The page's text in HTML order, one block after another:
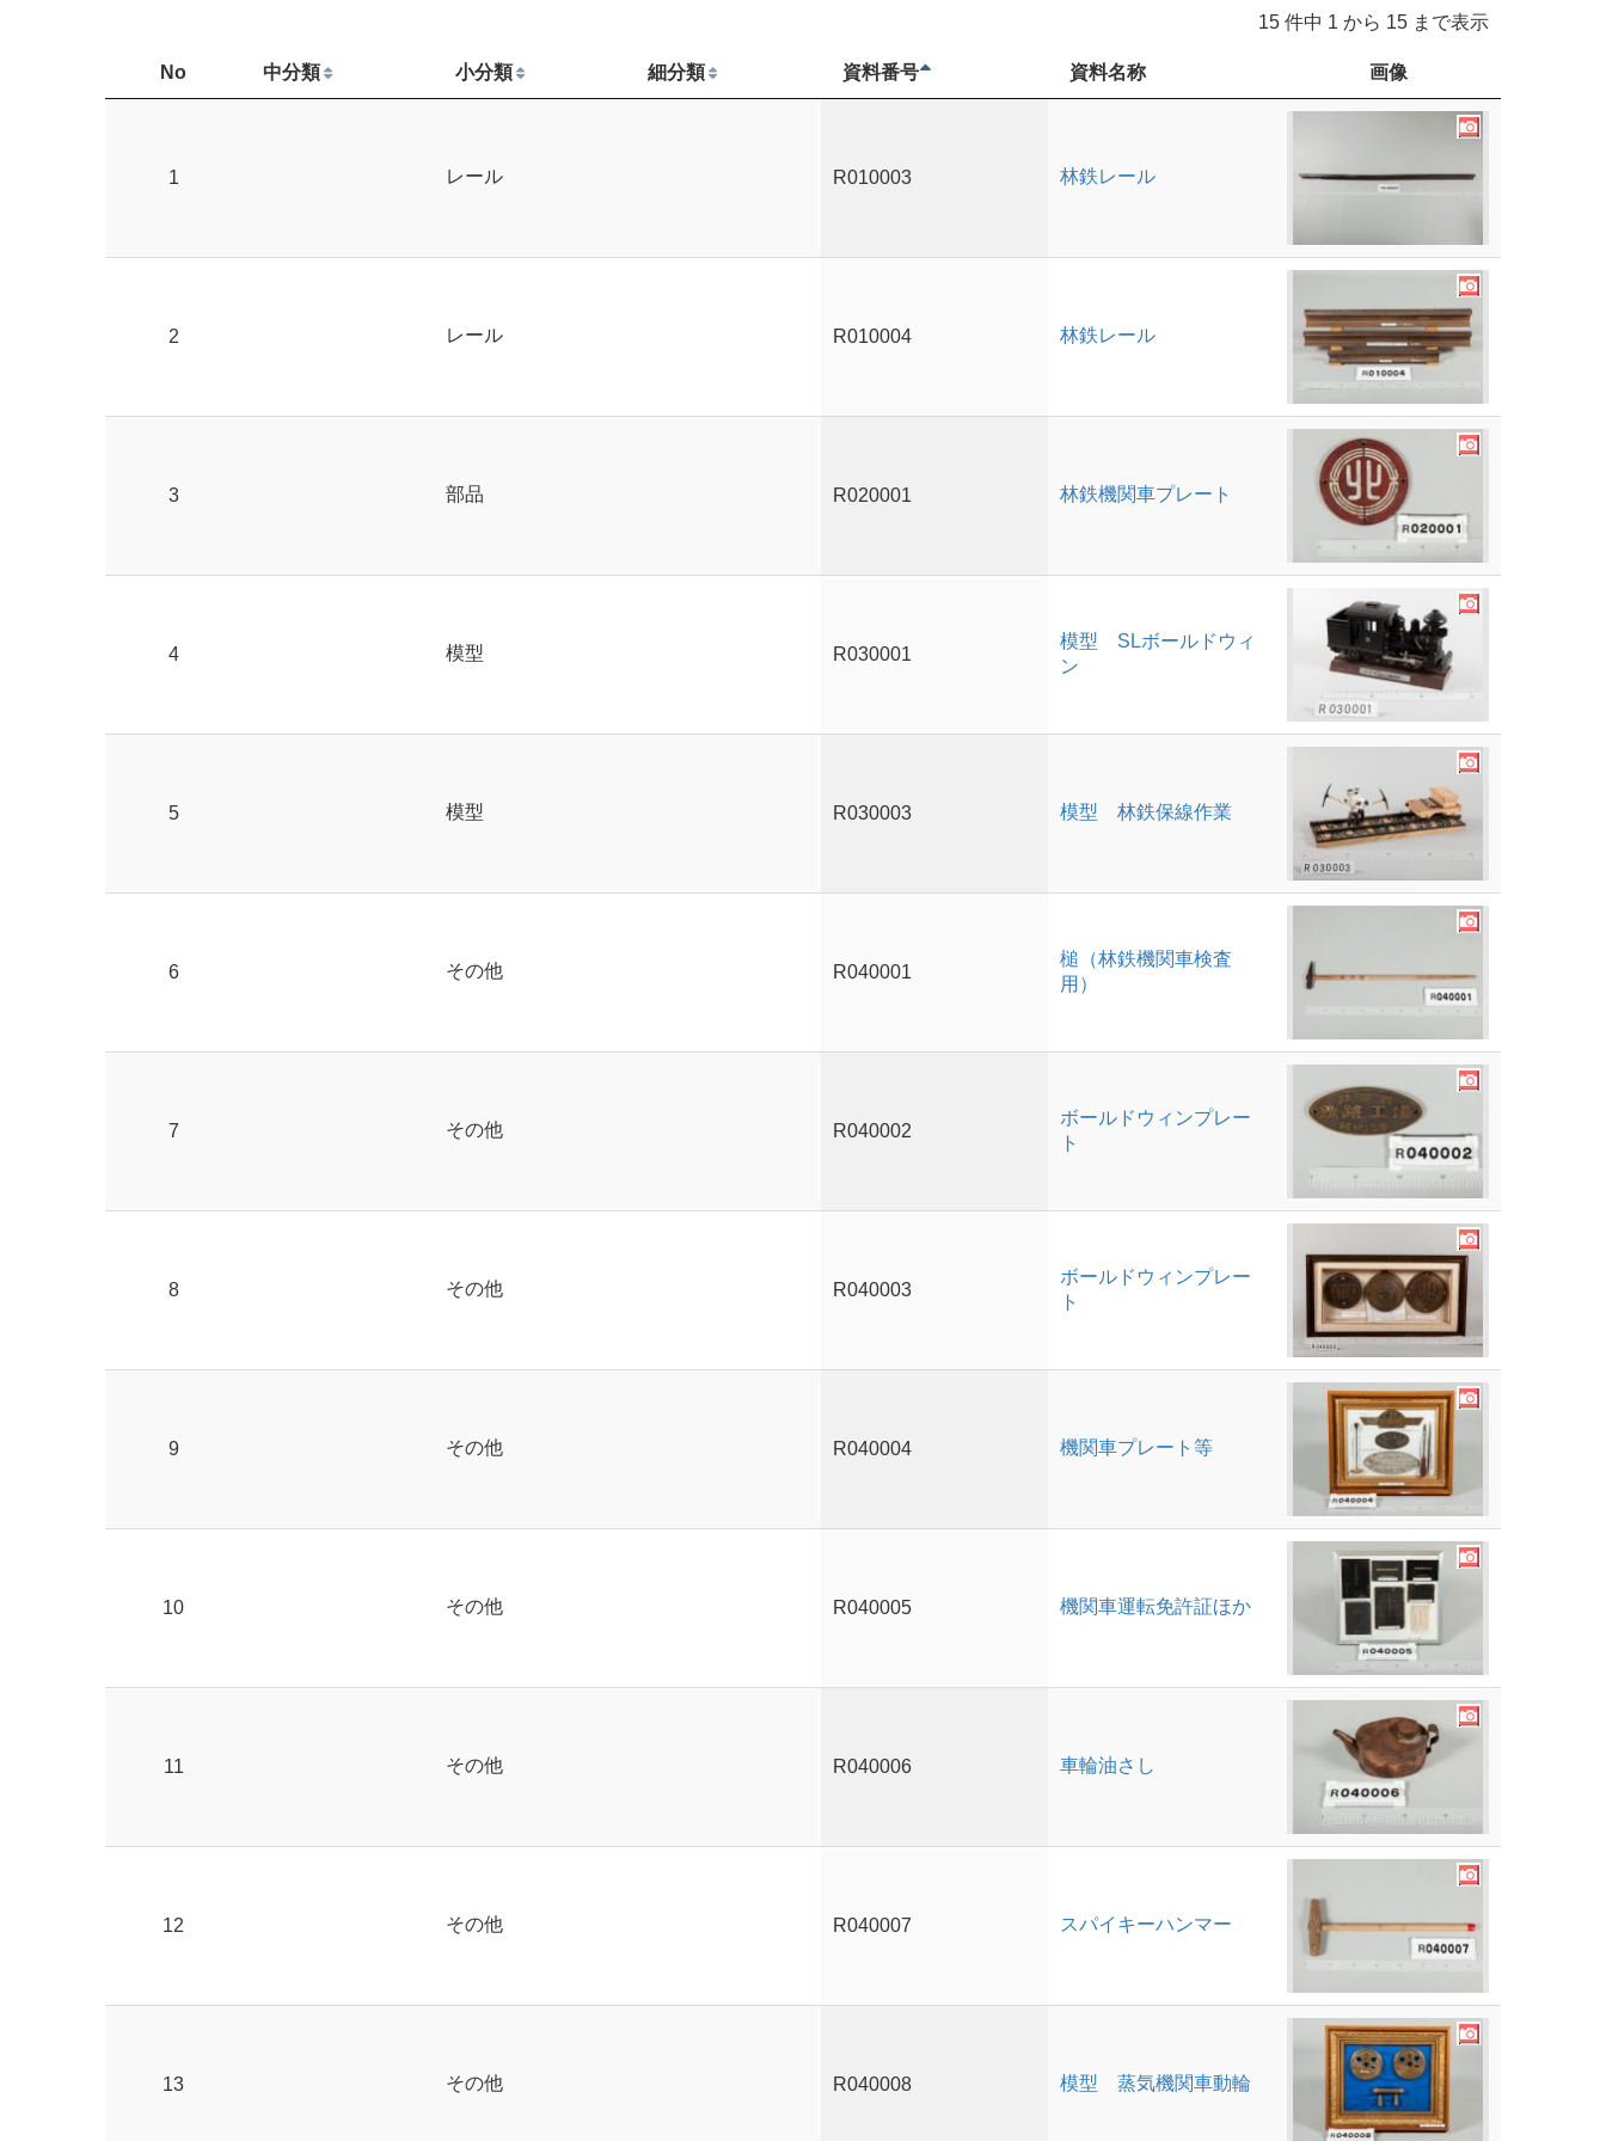
15 件中 1 から 15 まで表示
No 中分類 小分類 細分類 資料番号 資料名称 画像
1 レール R010003 林鉄レール
2 レール R010004 林鉄レール
3 部品 R020001 林鉄機関車プレート
4 模型 R030001
模型 SLボールドウィ
ン
5 模型 R030003 模型 林鉄保線作業
6 その他 R040001
槌（林鉄機関車検査
用）
7 その他 R040002
ボールドウィンプレー
ト
8 その他 R040003
ボールドウィンプレー
ト
9 その他 R040004 機関車プレート等
10 その他 R040005 機関車運転免許証ほか
11 その他 R040006 車輪油さし
12 その他 R040007 スパイキーハンマー
13 その他 R040008 模型 蒸気機関車動輪